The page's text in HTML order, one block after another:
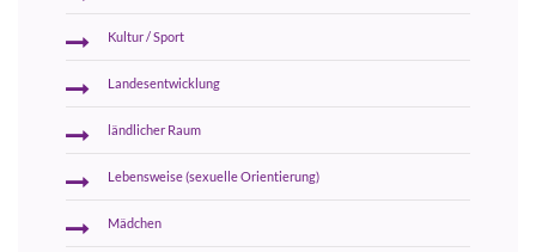
Kultur / Sport
Landesentwicklung
ländlicher Raum
Lebensweise (sexuelle Orientierung)
Mädchen